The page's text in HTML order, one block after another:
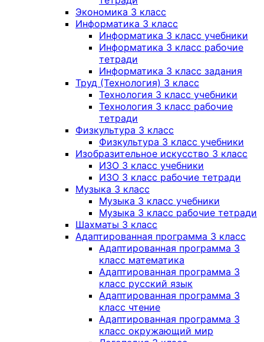
Экономика 3 класс
Информатика 3 класс
Информатика 3 класс учебники
Информатика 3 класс рабочие
тетради
Информатика 3 класс задания
Труд (Технология) 3 класс
Технология 3 класс учебники
Технология 3 класс рабочие
тетради
Физкультура 3 класс
Физкультура 3 класс учебники
Изобразительное искусство 3 класс
ИЗО 3 класс учебники
ИЗО 3 класс рабочие тетради
Музыка 3 класс
Музыка 3 класс учебники
Музыка 3 класс рабочие тетради
Шахматы 3 класс
Адаптированная программа 3 класс
Адаптированная программа 3
класс математика
Адаптированная программа 3
класс русский язык
Адаптированная программа 3
класс чтение
Адаптированная программа 3
класс окружающий мир